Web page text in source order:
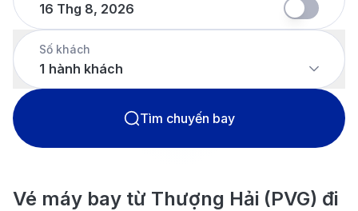
Tiếng Việt
16 Thg 8, 2026
Số khách
1 hành khách
Tìm chuyến bay
Vé máy bay từ Thượng Hải (PVG) đi